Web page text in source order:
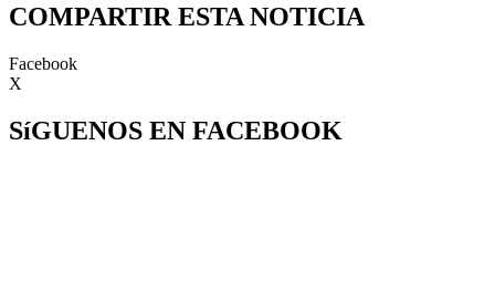
COMPARTIR ESTA NOTICIA
Facebook
X
SíGUENOS EN FACEBOOK